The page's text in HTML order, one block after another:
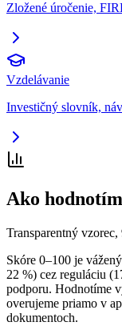
Zložené úročenie,
Vzdelávanie
Investičný slovník,
Ako
Transparentný
Skóre 0–100 je
22 %) cez reguláciu
podporu. Hodnotíme
overujeme priamo v
dokumentoch.